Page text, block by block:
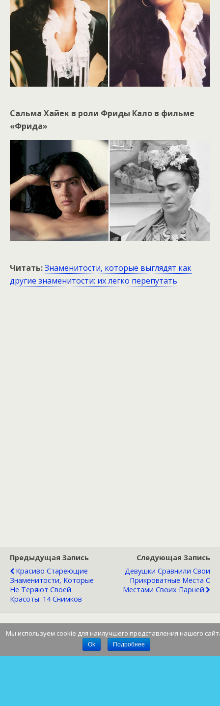
Сальма Хайек в роли Фриды Кало в фильме
«Фрида»
Читать:Знаменитости, которые выглядят как
другие знаменитости: их легко перепутать
Предыдущая Запись
Красиво Стареющие
Знаменитости, Которые
Не Теряют Своей
Красоты: 14 Снимков
Следующая Запись
Девушки Сравнили Свои
Прикроватные Места С
Местами Своих Парней
Мы используем cookie для наилучшего представления нашего
Ok Подробнее
Наверх